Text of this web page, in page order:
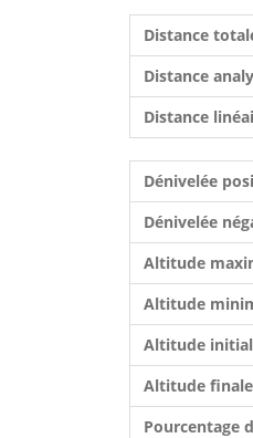
Distance
Distance
Distance
Dénivelée
Dénivelée
Altitude
Altitude
Altitude
Altitude
Pourcentage